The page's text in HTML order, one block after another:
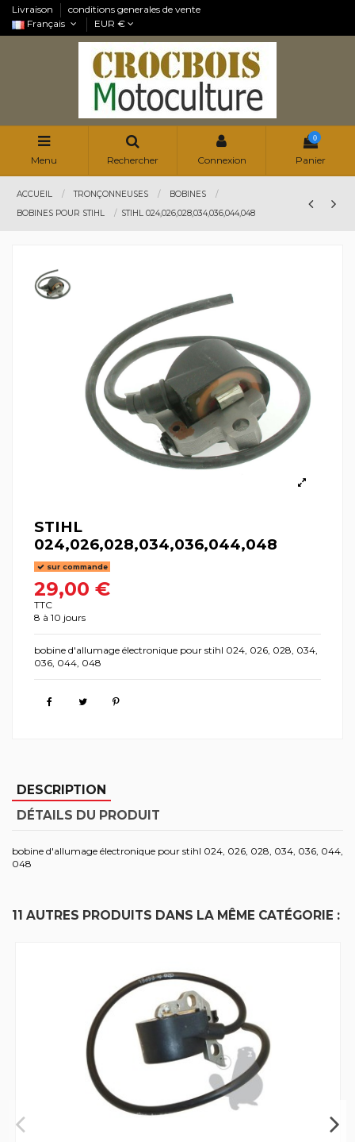
Livraison
conditions generales de vente
Français
EUR €
Menu Rechercher Connexion
0
Panier
ACCUEIL TRONÇONNEUSES
BOBINES
BOBINES POUR STIHL
STIHL 024,026,028,034,036,044,048
STIHL
024,026,028,034,036,044,048
sur commande
29,00 €
TTC
8 à 10 jours
bobine d'allumage électronique pour stihl 024, 026, 028, 034,
036, 044, 048
DESCRIPTION
DÉTAILS DU PRODUIT
bobine d'allumage électronique pour stihl 024, 026, 028, 034, 036, 044,
048
11 AUTRES PRODUITS DANS LA MÊME CATÉGORIE :